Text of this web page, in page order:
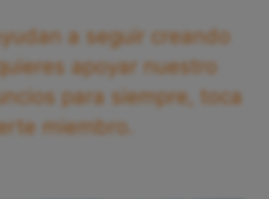
a seguir creando
apoyar nuestro
para siempre, toca
miembro.